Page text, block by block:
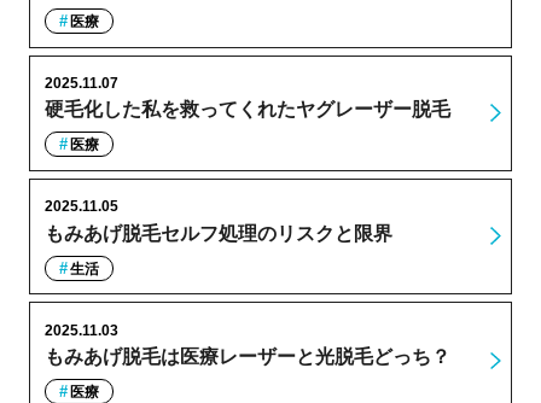
医療
硬毛化した私を救ってくれたヤグレーザー脱毛
2025.11.07
医療
もみあげ脱毛セルフ処理のリスクと限界
2025.11.05
生活
もみあげ脱毛は医療レーザーと光脱毛どっち？
2025.11.03
医療